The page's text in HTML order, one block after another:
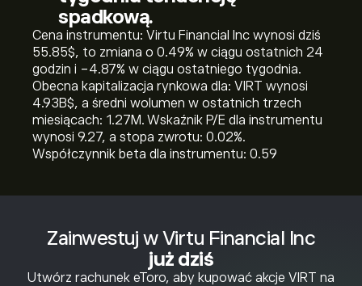
Zainwestuj w Virtu Financial Inc
już dziś
Utwórz rachunek eToro, aby kupować akcje VIRT na
spadkową.
Cena instrumentu: Virtu Financial Inc wynosi dziś
55.85‎$‎, to zmiana o ‎0.49‎% w ciągu ostatnich 24
godzin i ‎-4.87‎% w ciągu ostatniego tygodnia.
Obecna kapitalizacja rynkowa dla: VIRT wynosi
4.93B‎$‎, a średni wolumen w ostatnich trzech
miesiącach: 1.27M. Wskaźnik P/E dla instrumentu
wynosi 9.27, a stopa zwrotu: 0.02%.
Współczynnik beta dla instrumentu: 0.59